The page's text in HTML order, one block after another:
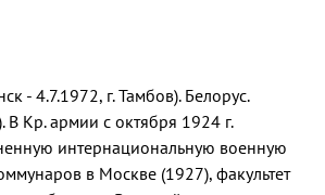
- 4.7.1972, г. Тамбов). Белорус.
В Кр. армии с октября 1924 г.
интернациональную военную
в Москве (1927), факультет